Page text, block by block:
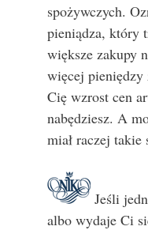
spożywczych.
pieniądza, który
większe zakupy
więcej pieniędzy
Cię wzrost cen
nabędziesz. A
miał raczej takie
Jeśli
albo wydaje Ci